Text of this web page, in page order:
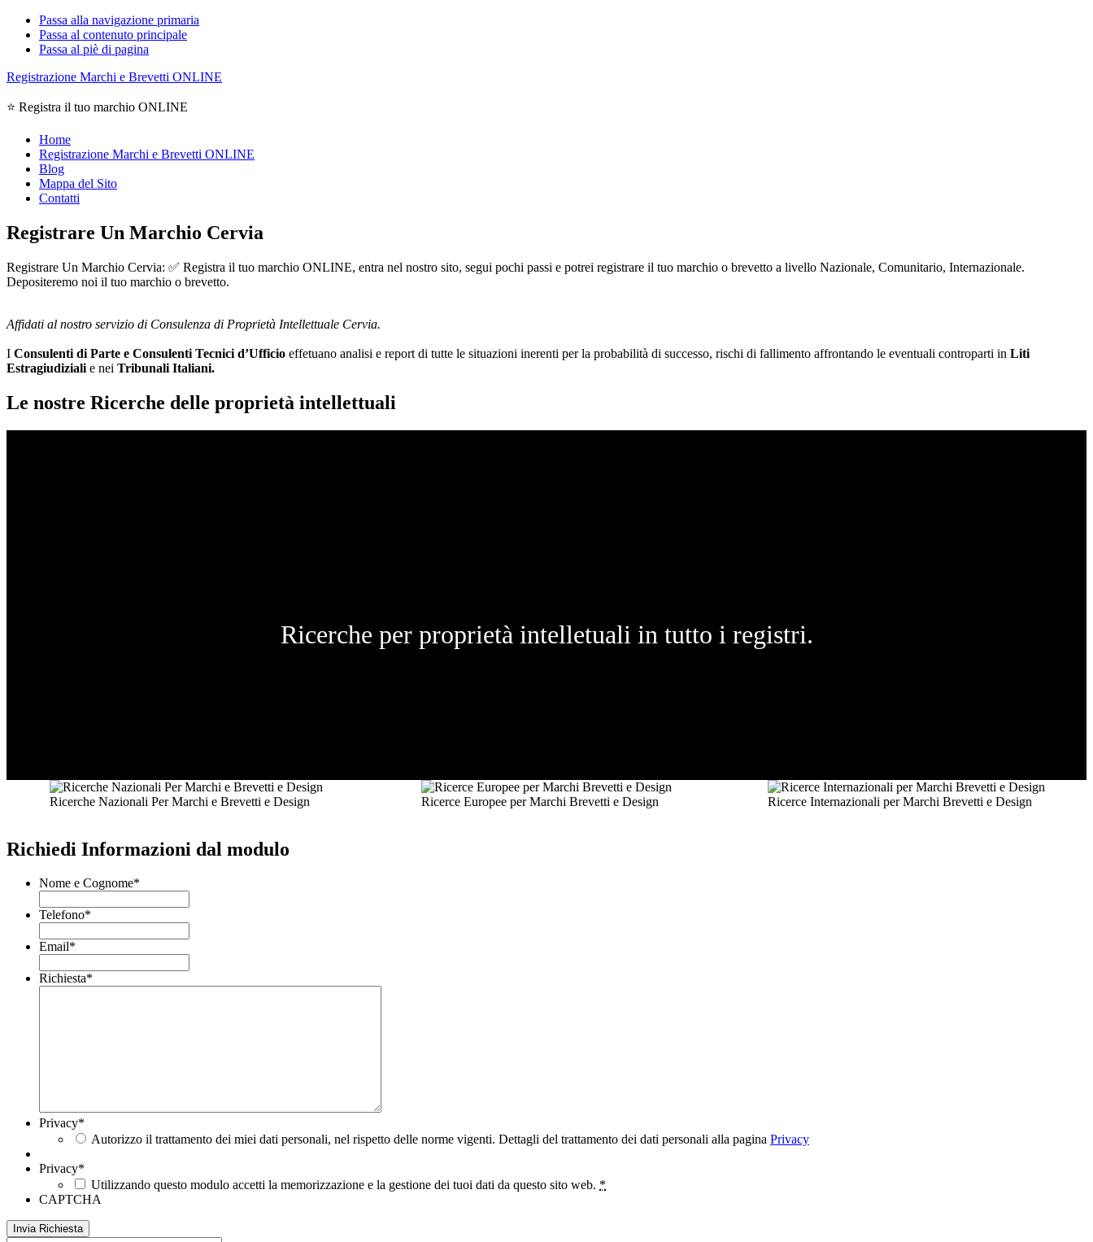
Passa alla navigazione primaria
Passa al contenuto principale
Passa al piè di pagina
Registrazione Marchi e Brevetti ONLINE
⭐ Registra il tuo marchio ONLINE
Home
Registrazione Marchi e Brevetti ONLINE
Blog
Mappa del Sito
Contatti
Registrare Un Marchio Cervia
Registrare Un Marchio Cervia: ✅ Registra il tuo marchio ONLINE, entra nel nostro sito, segui pochi passi e potrei registrare il tuo marchio o brevetto a livello Nazionale, Comunitario, Internazionale.
Depositeremo noi il tuo marchio o brevetto.
Affidati al nostro servizio di Consulenza di Proprietà Intellettuale Cervia.
I Consulenti di Parte e Consulenti Tecnici d’Ufficio effetuano analisi e report di tutte le situazioni inerenti per la probabilità di successo, rischi di fallimento affrontando le eventuali controparti in Liti
Estragiudiziali e nei Tribunali Italiani.
Le nostre Ricerche delle proprietà intellettuali
Ricerche per proprietà intelletuali in tutto i registri.
Ricerche Nazionali Per Marchi e Brevetti e Design Ricerce Europee per Marchi Brevetti e Design Ricerce Internazionali per Marchi Brevetti e Design
Richiedi Informazioni dal modulo
Nome e Cognome*
Telefono*
Email*
Richiesta*
Privacy*
Autorizzo il trattamento dei miei dati personali, nel rispetto delle norme vigenti. Dettagli del trattamento dei dati personali alla pagina Privacy
Privacy*
Utilizzando questo modulo accetti la memorizzazione e la gestione dei tuoi dati da questo sito web. *
CAPTCHA